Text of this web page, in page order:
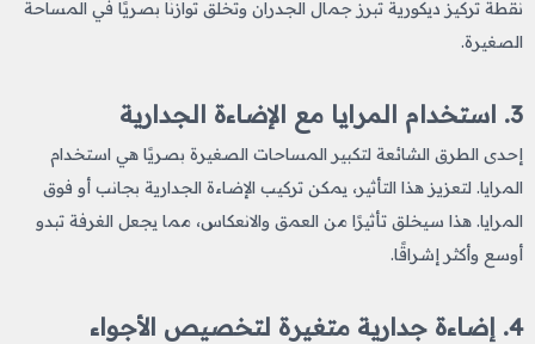
نقطة تركيز ديكورية تبرز جمال الجدران وتخلق توازنًا بصريًا في المساحة
الصغيرة.
3. استخدام المرايا مع الإضاءة الجدارية
إحدى الطرق الشائعة لتكبير المساحات الصغيرة بصريًا هي استخدام
المرايا. لتعزيز هذا التأثير، يمكن تركيب الإضاءة الجدارية بجانب أو فوق
المرايا. هذا سيخلق تأثيرًا من العمق والانعكاس، مما يجعل الغرفة تبدو
أوسع وأكثر إشراقًا.
4. إضاءة جدارية متغيرة لتخصيص الأجواء